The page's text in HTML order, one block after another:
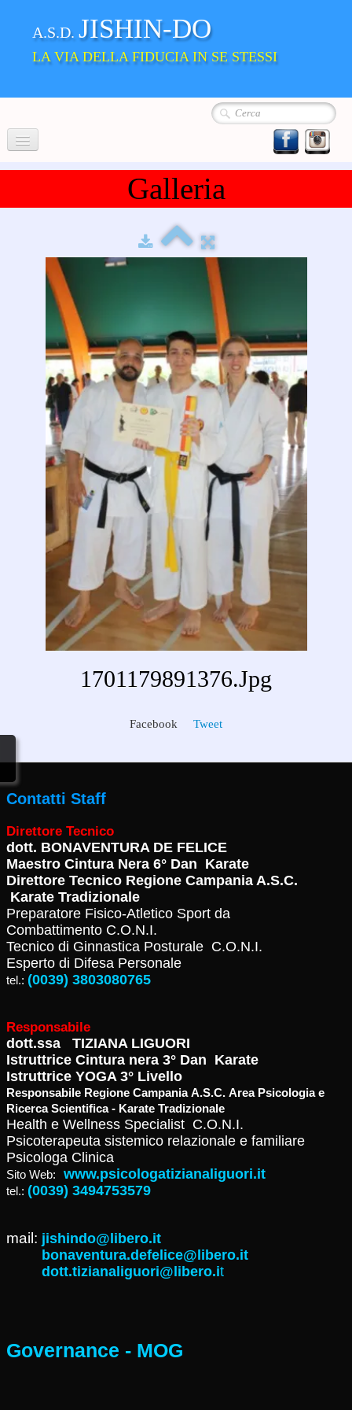
A.S.D. JISHIN-DO
LA VIA DELLA FIDUCIA IN SE STESSI
Home
Album
Dove siamo
Galleria
1701179891376.jpg
Facebook Tweet
Contatti Staff
Direttore Tecnico
dott. BONAVENTURA DE FELICE
Maestro Cintura Nera 6° Dan Karate
Direttore Tecnico Regione Campania A.S.C.
Karate Tradizionale
Preparatore Fisico-Atletico Sport da
Combattimento C.O.N.I.
Tecnico di Ginnastica Posturale C.O.N.I.
Esperto di Difesa Personale
tel.: (0039) 3803080765
Responsabile
dott.ssa TIZIANA LIGUORI
Istruttrice Cintura nera 3° Dan Karate
Istruttrice YOGA 3° Livello
Responsabile Regione Campania A.S.C. Area Psicologia e
Ricerca Scientifica - Karate Tradizionale
Health e Wellness Specialist C.O.N.I.
Psicoterapeuta sistemico relazionale e familiare
Psicologa Clinica
Sito Web: www.psicologatizianaliguori.it
tel.: (0039) 3494753579
mail: jishindo@libero.it
bonaventura.defelice@libero.it
dott.tizianaliguori@libero.it
Governance - MOG